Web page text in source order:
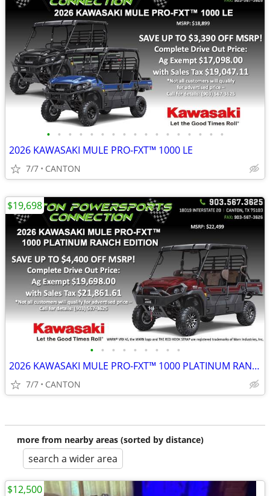
• • • • • • • • • • • • • • • • •
2026 KAWASAKI MULE PRO-FXT™ 1000 LE
7/7 CANTON
• • • • • • • • •
2026 KAWASAKI MULE PRO-FXT™ 1000 PLATINUM RANCH EDITION
7/7 CANTON
$19,698
more from nearby areas (sorted by distance)
search a wider area
$12,500